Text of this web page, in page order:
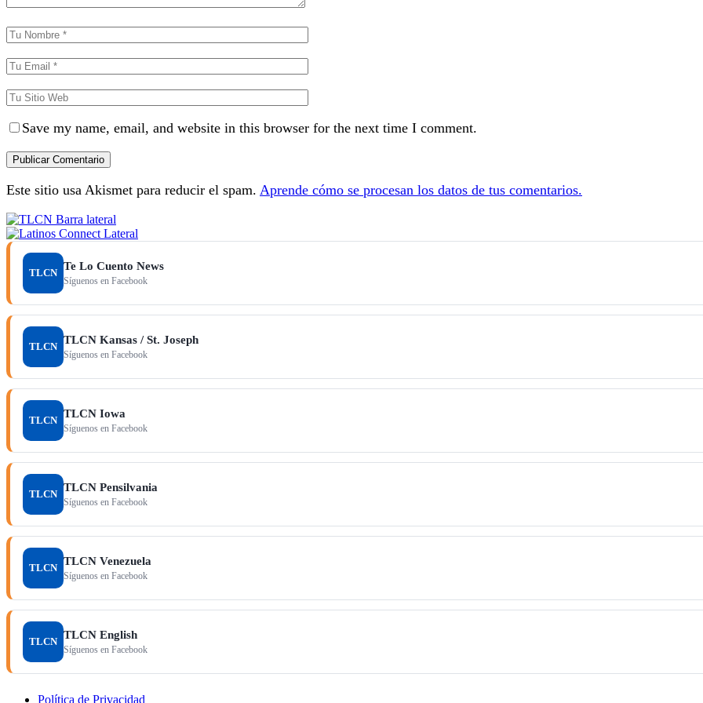
Save my name, email, and website in this browser for the next time I comment.
Este sitio usa Akismet para reducir el spam. Aprende cómo se procesan los datos de tus comentarios.
TLCN
Te Lo Cuento News
Síguenos en Facebook
TLCN
TLCN Kansas / St. Joseph
Síguenos en Facebook
TLCN
TLCN Iowa
Síguenos en Facebook
TLCN
TLCN Pensilvania
Síguenos en Facebook
TLCN
TLCN Venezuela
Síguenos en Facebook
TLCN
TLCN English
Síguenos en Facebook
Política de Privacidad